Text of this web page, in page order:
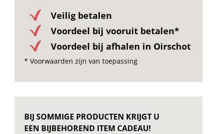
Veilig betalen
Voordeel bij vooruit betalen*
Voordeel bij afhalen in Oirschot
* Voorwaarden zijn van toepassing
BIJ SOMMIGE PRODUCTEN KRIJGT U
EEN BIJBEHOREND ITEM CADEAU!